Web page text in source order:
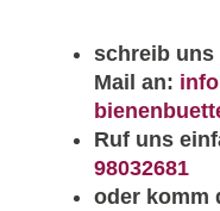
schreib uns
Mail an:
Ruf uns
98032681
oder komm